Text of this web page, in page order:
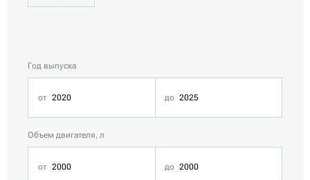
Год выпуска
Объем двигателя, л